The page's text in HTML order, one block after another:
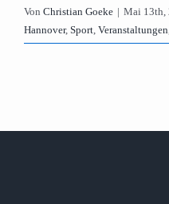
Von Christian Goeke | Mai 13th,
Hannover, Sport, Veranstaltungen